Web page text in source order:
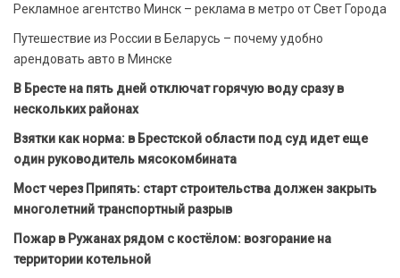
Рекламное агентство Минск – реклама в метро от Свет Города
Путешествие из России в Беларусь – почему удобно
арендовать авто в Минске
В Бресте на пять дней отключат горячую воду сразу в
нескольких районах
Взятки как норма: в Брестской области под суд идет еще
один руководитель мясокомбината
Мост через Припять: старт строительства должен закрыть
многолетний транспортный разрыв
Пожар в Ружанах рядом с костёлом: возгорание на
территории котельной